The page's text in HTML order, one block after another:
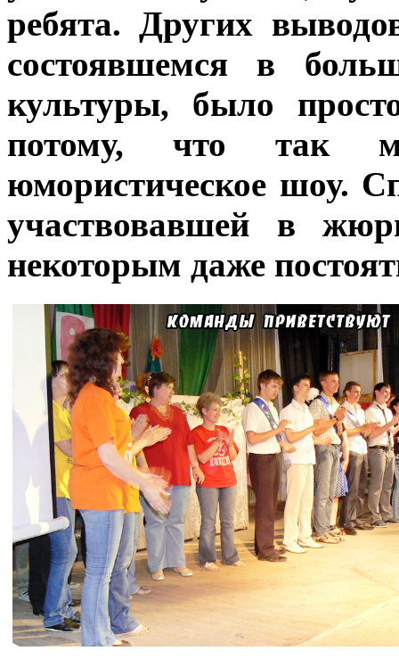
ребята. Других
состоявшемся в
культуры, было
потому, что так
юмористическое шоу.
участвовавшей в
некоторым даже